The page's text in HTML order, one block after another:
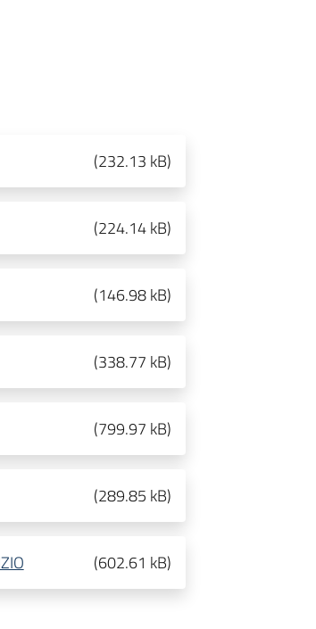
(232.13 kB)
(224.14 kB)
(146.98 kB)
(338.77 kB)
(799.97 kB)
(289.85 kB)
(602.61 kB)